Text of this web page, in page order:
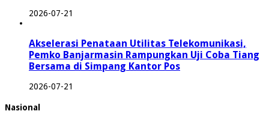
2026-07-21
Akselerasi Penataan Utilitas Telekomunikasi,
Pemko Banjarmasin Rampungkan Uji Coba Tiang
Bersama di Simpang Kantor Pos
2026-07-21
Nasional